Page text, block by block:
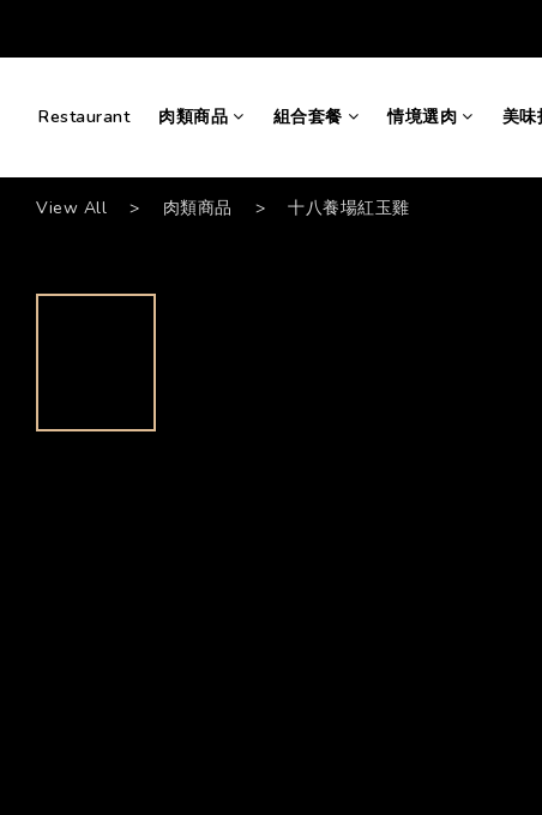
Restaurant 肉類商品 組合套餐 情境選肉 美味
View All > 肉類商品 > 十八養場紅玉雞